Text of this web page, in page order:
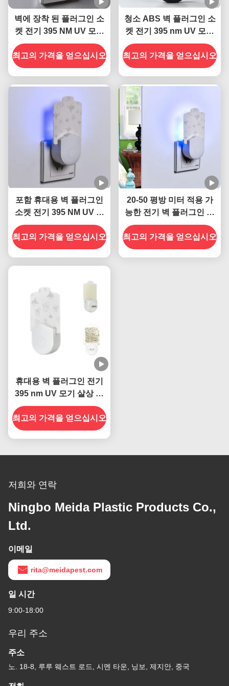
벽에 장착 된 플러그인 소
켓 전기 395 NM UV 모기
살생 램프 비행 곤충 살생
최고의 가격을 얻으십시오
청소 ABS 벽 플러그인 소
켓 전기 395 nm UV 모기
살상 램프 비행 곤충 살상
함정
최고의 가격을 얻으십시오
포함 휴대용 벽 플러그인
소켓 전기 395 NM UV 모
기 살상 램프 지속적이고
효과적인 곤충 관리
최고의 가격을 얻으십시오
20-50 평방 미터 적용 가
능한 전기 벽 플러그인 소
켓 자외선 모기 살상 램프
고체 상태 고효율
최고의 가격을 얻으십시오
휴대용 벽 플러그인 전기
395 nm UV 모기 살상 램
프
최고의 가격을 얻으십시오
저희와 연락
Ningbo Meida Plastic Products Co.,
Ltd.
이메일
rita@meidapest.com
일 시간
9:00-18:00
우리 주소
주소
노. 18-8, 루루 웨스트 로드, 시멘 타운, 닝보, 제지안, 중국